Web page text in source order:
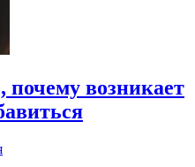
почему возникает